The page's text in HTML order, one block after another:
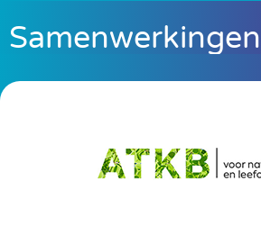
Samenwerkingen